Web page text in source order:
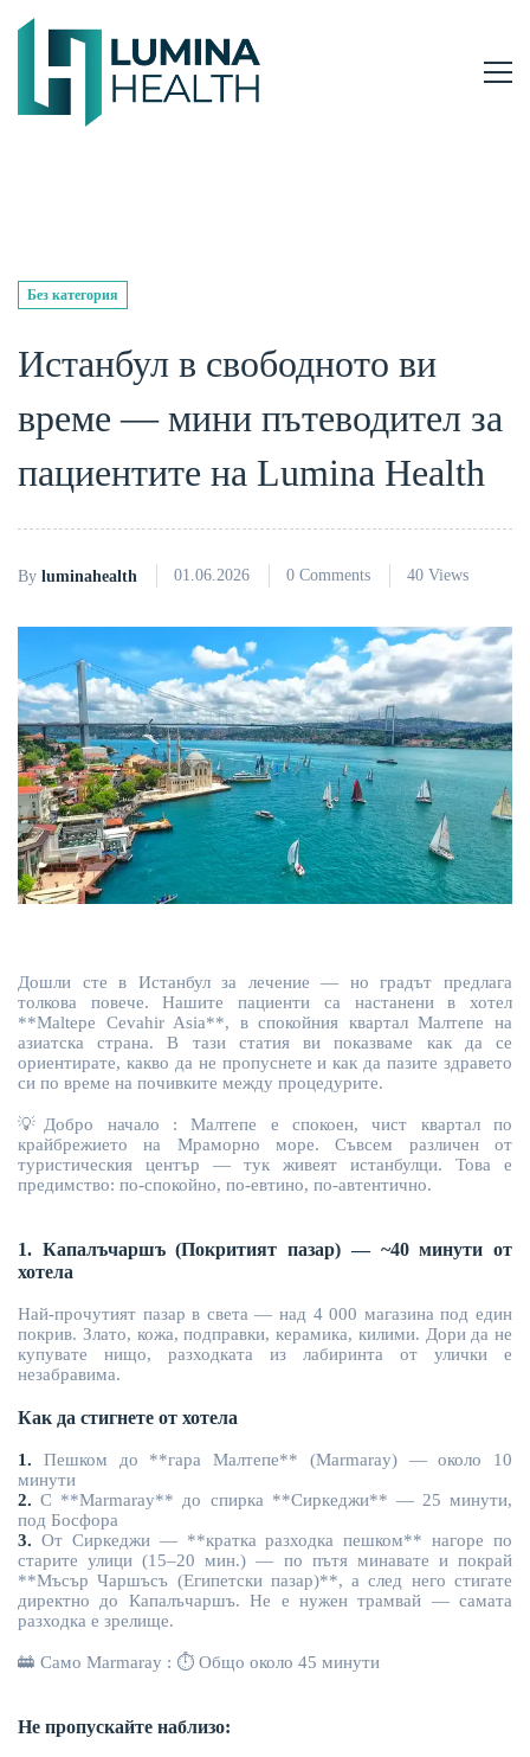
Без категория
Истанбул в свободното ви
време — мини пътеводител за
пациентите на Lumina Health
By luminahealth 01.06.2026 0 Comments 40 Views
Дошли сте в Истанбул за лечение — но градът предлага
толкова повече. Нашите пациенти са настанени в хотел
**Maltepe Cevahir Asia**, в спокойния квартал Малтепе на
азиатска страна. В тази статия ви показваме как да се
ориентирате, какво да не пропуснете и как да пазите здравето
си по време на почивките между процедурите.
💡 Добро начало : Малтепе е спокоен, чист квартал по
крайбрежието на Мраморно море. Съвсем различен от
туристическия център — тук живеят истанбулци. Това е
предимство: по-спокойно, по-евтино, по-автентично.
1. Капалъчаршъ (Покритият пазар) — ~40 минути от
хотела
Най-прочутият пазар в света — над 4 000 магазина под един
покрив. Злато, кожа, подправки, керамика, килими. Дори да не
купувате нищо, разходката из лабиринта от улички е
незабравима.
Как да стигнете от хотела
1. Пешком до **гара Малтепе** (Marmaray) — около 10
минути
2. С **Marmaray** до спирка **Сиркеджи** — 25 минути,
под Босфора
3. От Сиркеджи — **кратка разходка пешком** нагоре по
старите улици (15–20 мин.) — по пътя минавате и покрай
**Мъсър Чаршъсъ (Египетски пазар)**, а след него стигате
директно до Капалъчаршъ. Не е нужен трамвай — самата
разходка е зрелище.
🚋 Само Marmaray : ⏱ Общо около 45 минути
Не пропускайте наблизо: